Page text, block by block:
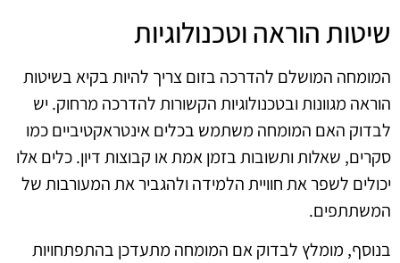
שיטות הוראה וטכנולוגיות
המומחה המושלם להדרכה בזום צריך להיות בקיא בשיטות
הוראה מגוונות ובטכנולוגיות הקשורות להדרכה מרחוק. יש
לבדוק האם המומחה משתמש בכלים אינטראקטיביים כמו
סקרים, שאלות ותשובות בזמן אמת או קבוצות דיון. כלים אלו
יכולים לשפר את חוויית הלמידה ולהגביר את המעורבות של
המשתתפים.
בנוסף, מומלץ לבדוק אם המומחה מתעדכן בהתפתחויות